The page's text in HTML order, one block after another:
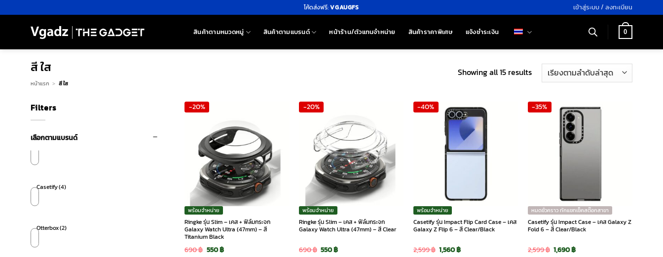
ไป
โค้ดส่งฟรี:VGAUGFS เข้าสู่ระบบ / ลงทะเบียน
สินค้าตามหมวดหมู่ สินค้าตามแบรนด์ หน้าร้าน/ตัวแทนจำหน่าย สินค้าราคาพิเศษ แจ้งชำระเงิน 0
สี ใส
หน้าแรก > สี ใส
Showing all 15 resultsSorted
Filters
เลือกตามแบรนด์
Casetify(4)
Otterbox(2)
-20%
พร้อมจำหน่าย
Ringke รุ่น Slim – เคส + ฟิล์มกระจก
Galaxy Watch Ultra (47mm) – สี
Titanium Black
690฿ Original
550฿Current
-20%
พร้อมจำหน่าย
Ringke รุ่น Slim – เคส + ฟิล์มกระจก
Galaxy Watch Ultra (47mm) – สี Clear
690฿ Original
550฿Current
-40%
พร้อมจำหน่าย
Casetify รุ่น Impact Flip Card Case – เคส
Galaxy Z Flip 6 – สี Clear/Black
2,599฿ Original
1,560฿Current
-35%
หมดชั่วคราว ทักแชทเช็คสต๊อกสาขา
Casetify รุ่น Impact Case – เคส Galaxy Z
Fold 6 – สี Clear/Black
2,599฿ Original
1,690฿Current